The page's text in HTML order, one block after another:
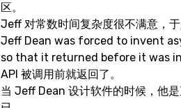
区。
Jeff 对常数时间复杂度很不满意，
Jeff Dean was forced to invent
so that it returned before it was
API 被调用前就返回了。
当 Jeff Dean 设计软件的时候，他